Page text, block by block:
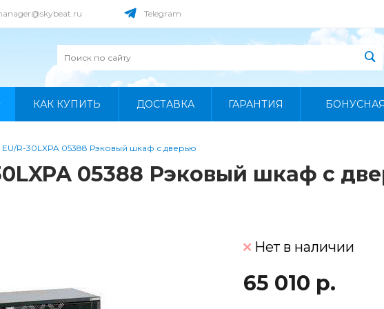
Telegram
КАК КУПИТЬ ДОСТАВКА ГАРАНТИЯ
EU/R-30LXPA 05388 Рэковый шкаф с дверью
05388 Рэковый шкаф с
Нет в наличии
65 010 р.